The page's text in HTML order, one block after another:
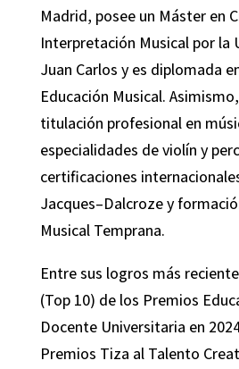
Madrid, posee un Máster en
Interpretación Musical por la
Juan Carlos y es diplomada
Educación Musical.
titulación profesional en
especialidades de violín y
certificaciones
Jacques–Dalcroze y
Musical Temprana.
Entre sus logros más
(Top 10) de los Premios
Docente Universitaria en
Premios Tiza al Talento